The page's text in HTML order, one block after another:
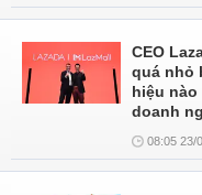
CEO
quá nhỏ
hiệu
doanh
08:05 23/